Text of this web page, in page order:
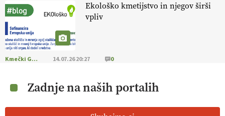
Ekološko kmetijstvo in njegov širši
vpliv
Kmečki Glas 14.07.26 20:27 0
Zadnje na naših portalih